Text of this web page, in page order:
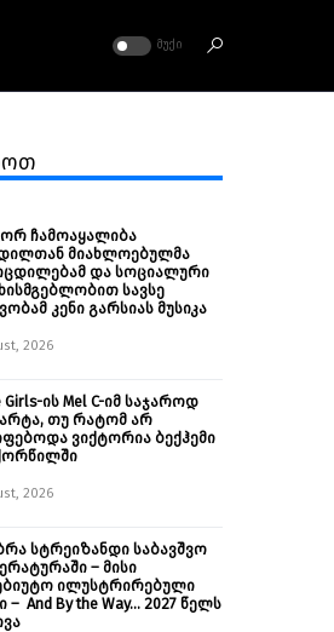
ᲛᲣᲥᲘ
ჩამოაყალიბა
მიახლოებულმა
და სოციალური
სავსე
კენი გარსიას მუსიკა
2026
Girls-ის Mel C-იმ საჯაროდ
თუ რატომ არ
ვიქტორია ბექჰემი
2026
სტრეიზანდი საბავშვო
– მისი
ილუსტრირებული
– And By the Way… 2027 წელს